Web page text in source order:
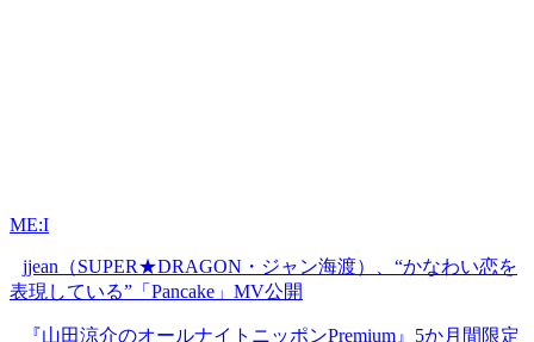
ME:I
jjean（SUPER★DRAGON・ジャン海渡）、“かなわい恋を
表現している”「Pancake」MV公開
『山田涼介のオールナイトニッポンPremium』5か月間限定